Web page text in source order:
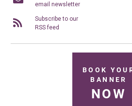
email newsletter
Subscribe to our
RSS feed
BOOK
BANNER
NOW